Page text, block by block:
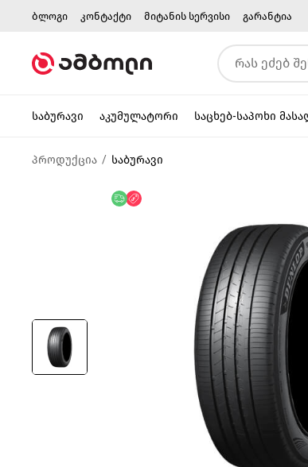
ბლოგი კონტაქტი მიტანის სერვისი გარანტია
საბურავი აკუმულატორი საცხებ-საპოხი
პროდუქცია საბურავი
უფასო მიწოდება